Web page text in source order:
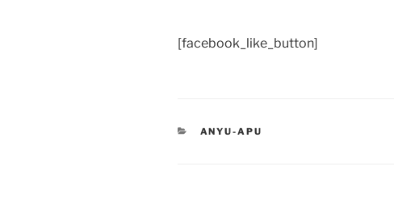
[facebook_like_button]
KATEGÓRIÁK
ANYU-APU